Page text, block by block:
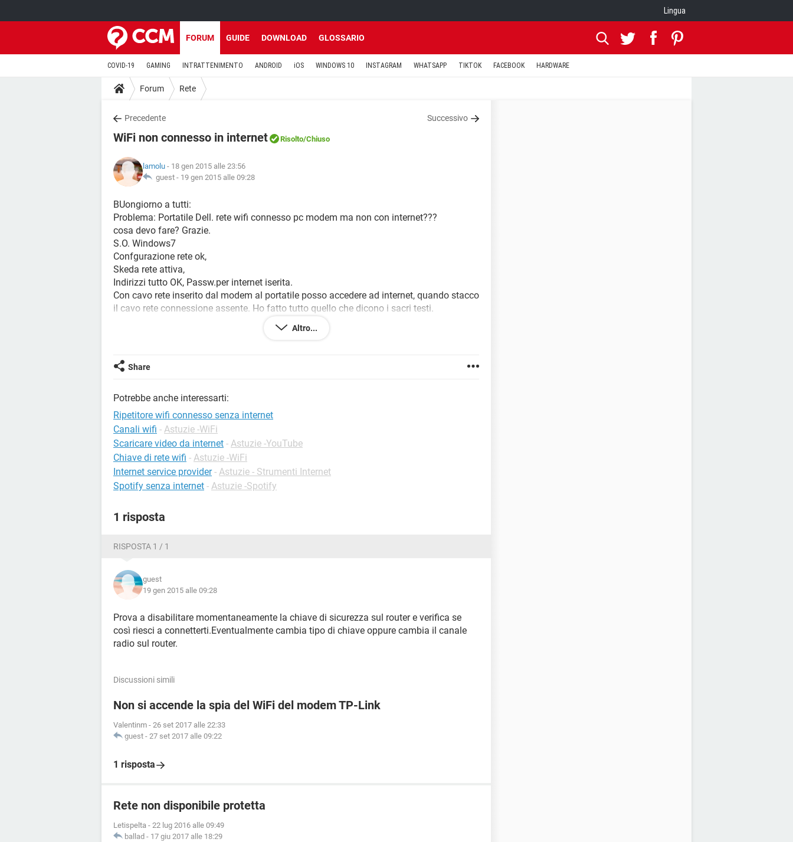
Lingua
FORUM GUIDE DOWNLOAD GLOSSARIO
COVID-19 GAMING INTRATTENIMENTO ANDROID iOS WINDOWS 10 INSTAGRAM WHATSAPP TIKTOK FACEBOOK HARDWARE
Forum Rete
Precedente Successivo
WiFi non connesso in internet Risolto/Chiuso
lamolu - 18 gen 2015 alle 23:56
guest - 19 gen 2015 alle 09:28
BUongiorno a tutti:
Problema: Portatile Dell. rete wifi connesso pc modem ma non con internet???
cosa devo fare? Grazie.
S.O. Windows7
Confgurazione rete ok,
Skeda rete attiva,
Indirizzi tutto OK, Passw.per internet iserita.
Con cavo rete inserito dal modem al portatile posso accedere ad internet, quando stacco
il cavo rete connessione assente. Ho fatto tutto quello che dicono i sacri testi.
Altro...
Share
Potrebbe anche interessarti:
Ripetitore wifi connesso senza internet
Canali wifi - Astuzie -WiFi
Scaricare video da internet - Astuzie -YouTube
Chiave di rete wifi - Astuzie -WiFi
Internet service provider - Astuzie - Strumenti Internet
Spotify senza internet - Astuzie -Spotify
1 risposta
RISPOSTA 1 / 1
guest
19 gen 2015 alle 09:28
Prova a disabilitare momentaneamente la chiave di sicurezza sul router e verifica se
così riesci a connetterti.Eventualmente cambia tipo di chiave oppure cambia il canale
radio sul router.
Discussioni simili
Non si accende la spia del WiFi del modem TP-Link
Valentinm - 26 set 2017 alle 22:33
guest - 27 set 2017 alle 09:22
1 risposta
Rete non disponibile protetta
Letispelta - 22 lug 2016 alle 09:49
ballad - 17 giu 2017 alle 18:29